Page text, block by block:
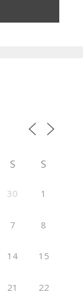
S S
30 1
7 8
14 15
21 22